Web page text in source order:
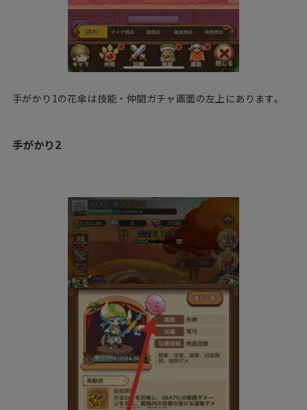
手がかり1の花傘は技能・仲間ガチャ画面の左上にあります。
手がかり2